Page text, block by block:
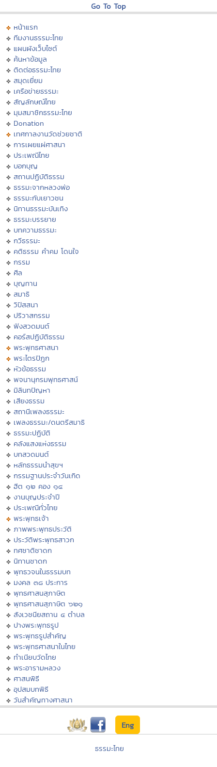
Go To Top
หน้าแรก
ทีมงานธรรมะไทย
แผนผังเว็บไซต์
ค้นหาข้อมูล
ติดต่อธรรมะไทย
สมุดเยี่ยม
เครือข่ายธรรมะ
สัญลักษณ์ไทย
มุมสมาชิกธรรมะไทย
Donation
เทศกาลงานวัดช่วยชาติ
การเผยแผ่ศาสนา
ประเพณีไทย
บอกบุญ
สถานปฏิบัติธรรม
ธรรมะจากหลวงพ่อ
ธรรมะกับเยาวชน
นิทานธรรมะบันเทิง
ธรรมะบรรยาย
บทความธรรมะ
กวีธรรมะ
คติธรรม คำคม โดนใจ
กรรม
ศีล
บุญทาน
สมาธิ
วิปัสสนา
ปริวาสกรรม
ฟังสวดมนต์
คอร์สปฏิบัติธรรม
พระพุทธศาสนา
พระไตรปิฏก
หัวข้อธรรม
พจนานุกรมพุทธศาสน์
มิลินทปัญหา
เสียงธรรม
สถานีเพลงธรรมะ
เพลงธรรมะ/ดนตรีสมาธิ
ธรรมะปฏิบัติ
คลังแสงแห่งธรรม
บทสวดมนต์
หลักธรรมนำสุขฯ
กรรมฐานประจำวันเกิด
ฮีต ๑๒ คอง ๑๔
งานบุญประจำปี
ประเพณีทั่วไทย
พระพุทธเจ้า
ภาพพระพุทธประวัติ
ประวัติพระพุทธสาวก
ทศชาติชาดก
นิทานชาดก
พุทธวจนในธรรมบท
มงคล ๓๘ ประการ
พุทธศาสนสุภาษิต
พุทธศาสนสุภาษิต ๖๒๑
สังเวชนียสถาน ๔ ตำบล
ปางพระพุทธรูป
พระพุทธรูปสำคัญ
พระพุทธศาสนาในไทย
ทำเนียบวัดไทย
พระอารามหลวง
ศาสนพิธี
อุปสมบทพิธี
วันสำคัญทางศาสนา
Eng
ธรรมะไทย